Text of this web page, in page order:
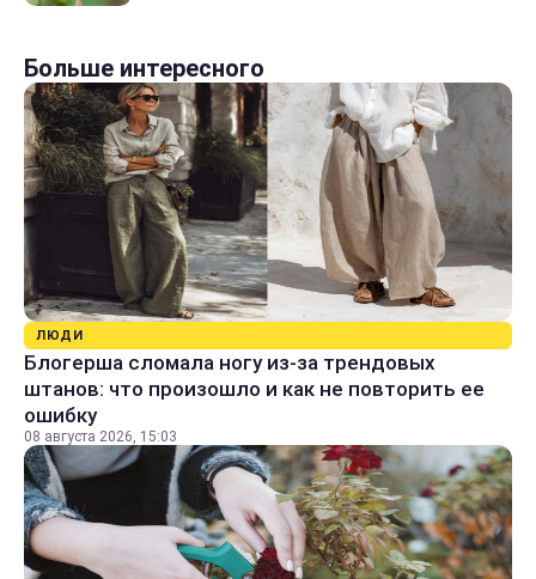
Больше интересного
ЛЮДИ
Блогерша сломала ногу из-за трендовых
штанов: что произошло и как не повторить ее
ошибку
08 августа 2026, 15:03